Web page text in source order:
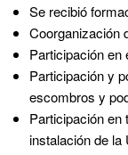
Se recibió
Coorganización
Participación en
Participación y
escombros y
Participación
instalación de